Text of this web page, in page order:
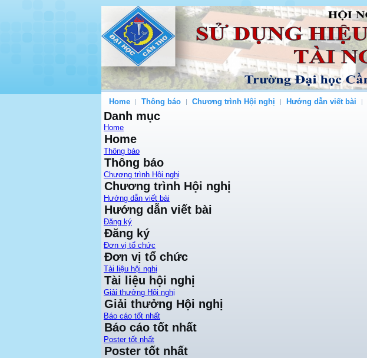
Home Thông báo Chương trình Hội nghị Hướng dẫn viết bài
Danh mục
Home
Home
Thông báo
Thông báo
Chương trình Hội nghị
Chương trình Hội nghị
Hướng dẫn viết bài
Hướng dẫn viết bài
Đăng ký
Đăng ký
Đơn vị tổ chức
Đơn vị tổ chức
Tài liệu hội nghị
Tài liệu hội nghị
Giải thưởng Hội nghị
Giải thưởng Hội nghị
Báo cáo tốt nhất
Báo cáo tốt nhất
Poster tốt nhất
Poster tốt nhất